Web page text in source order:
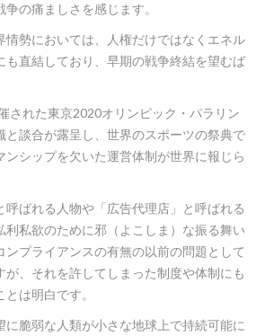
の痛ましさを感じます。
情勢においては、人権だけではなくエネル
も直結しており、早期の戦争終結を望むば
された東京2020オリンピック・パラリン
と談合が露呈し、世界のスポーツの祭典で
ンシップを欠いた運営体制が世界に報じら
呼ばれる人物や「広告代理店」と呼ばれる
利私欲のために邪（よこしま）な振る舞い
ンプライアンスの有無の以前の問題として
が、それを許してしまった制度や体制にも
は明白です。
に脆弱な人類が小さな地球上で持続可能に